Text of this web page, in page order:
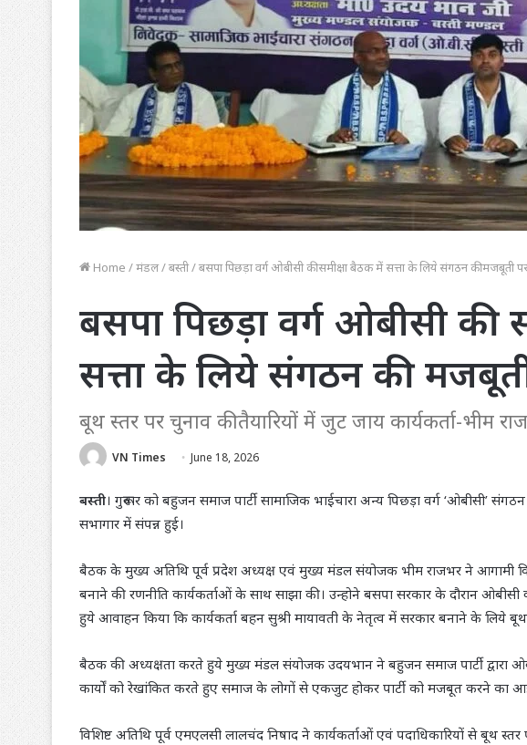
Home /मंडल/बस्ती/बसपा पिछड़ा वर्ग ओबीसी की समीक्षा बैठक में सत्ता के लिये संगठन की मजबूती
बसपा पिछड़ा वर्ग ओबीसी की
सत्ता के लिये संगठन की
बूथ स्तर पर चुनाव की तैयारियों में जुट जाय कार्यकर्ता-भीम
VN Times June 18, 2026
बस्ती। गुरूवार को बहुजन समाज पार्टी सामाजिक भाईचारा अन्य पिछड़ा वर्ग ‘ओबीसी’
सभागार में संपन्न हुई।
बैठक के मुख्य अतिथि पूर्व प्रदेश अध्यक्ष एवं मुख्य मंडल संयोजक भीम राजभर ने आगामी
बनाने की रणनीति कार्यकर्ताओं के साथ साझा की। उन्होने बसपा सरकार के दौरान ओबीसी
हुये आवाहन किया कि कार्यकर्ता बहन सुश्री मायावती के नेतृत्व में सरकार बनाने के लिये
बैठक की अध्यक्षता करते हुये मुख्य मंडल संयोजक उदयभान ने बहुजन समाज पार्टी द्वारा
कार्यों को रेखांकित करते हुए समाज के लोगों से एकजुट होकर पार्टी को मजबूत करने का
विशिष्ट अतिथि पूर्व एमएलसी लालचंद निषाद ने कार्यकर्ताओं एवं पदाधिकारियों से